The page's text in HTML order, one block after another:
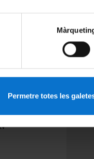
Permetre totes les
y parecido.
Abascal